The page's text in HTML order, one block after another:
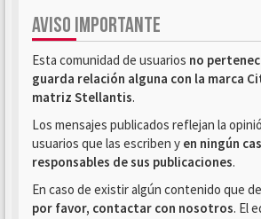
AVISO IMPORTANTE
Esta comunidad de usuarios no
guarda relación alguna con la marca
matriz Stellantis.
Los mensajes publicados reflejan la
usuarios que las escriben y en ningún
responsables de sus publicaciones.
En caso de existir algún contenido que
por favor, contactar con nosotros. El